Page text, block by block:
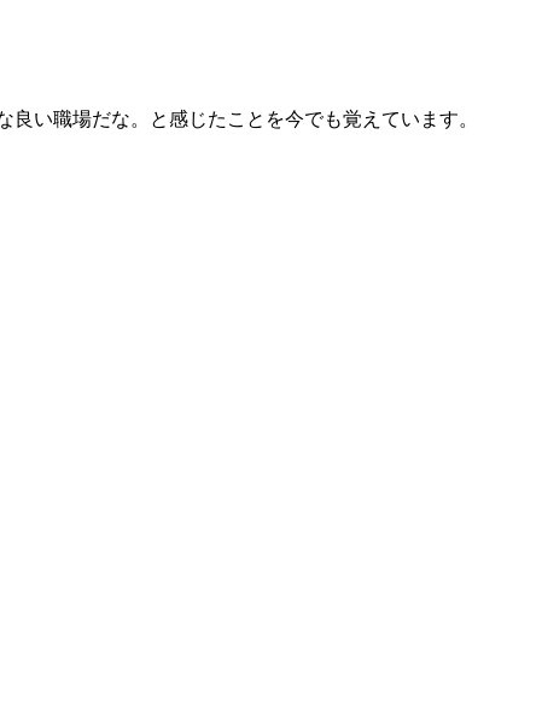
い職場だな。と感じたことを今でも覚えています。